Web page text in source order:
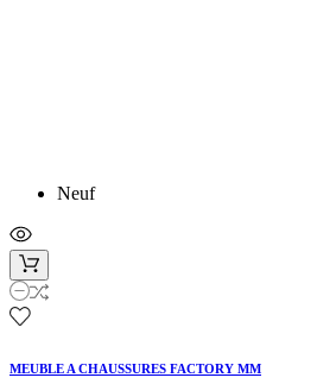
Neuf
MEUBLE A CHAUSSURES FACTORY MM